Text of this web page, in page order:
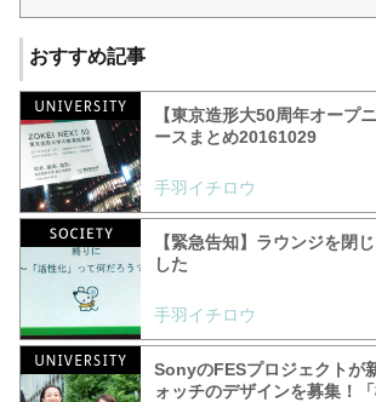
おすすめ記事
【東京造形大50周年オープ
ースまとめ20161029
手羽イチロウ
【緊急告知】ラウンジを閉
した
手羽イチロウ
SonyのFESプロジェクトが
ォッチのデザインを募集！